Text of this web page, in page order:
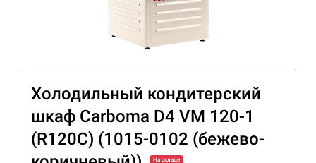
Холодильный кондитерский
шкаф Carboma D4 VM 120-1
(R120C) (1015-0102 (бежево-
На складе